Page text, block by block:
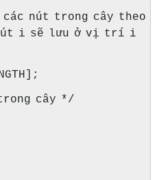
nút trong cây theo
nút i sẽ lưu ở vị trí i
cây */